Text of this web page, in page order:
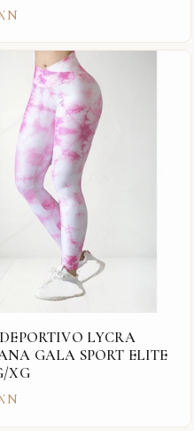
LYCRA
GALA SPORT ELITE
XG